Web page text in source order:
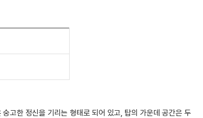
고한 정신을 기리는 형태로 되어 있고, 탑의 가운데 공간은 두